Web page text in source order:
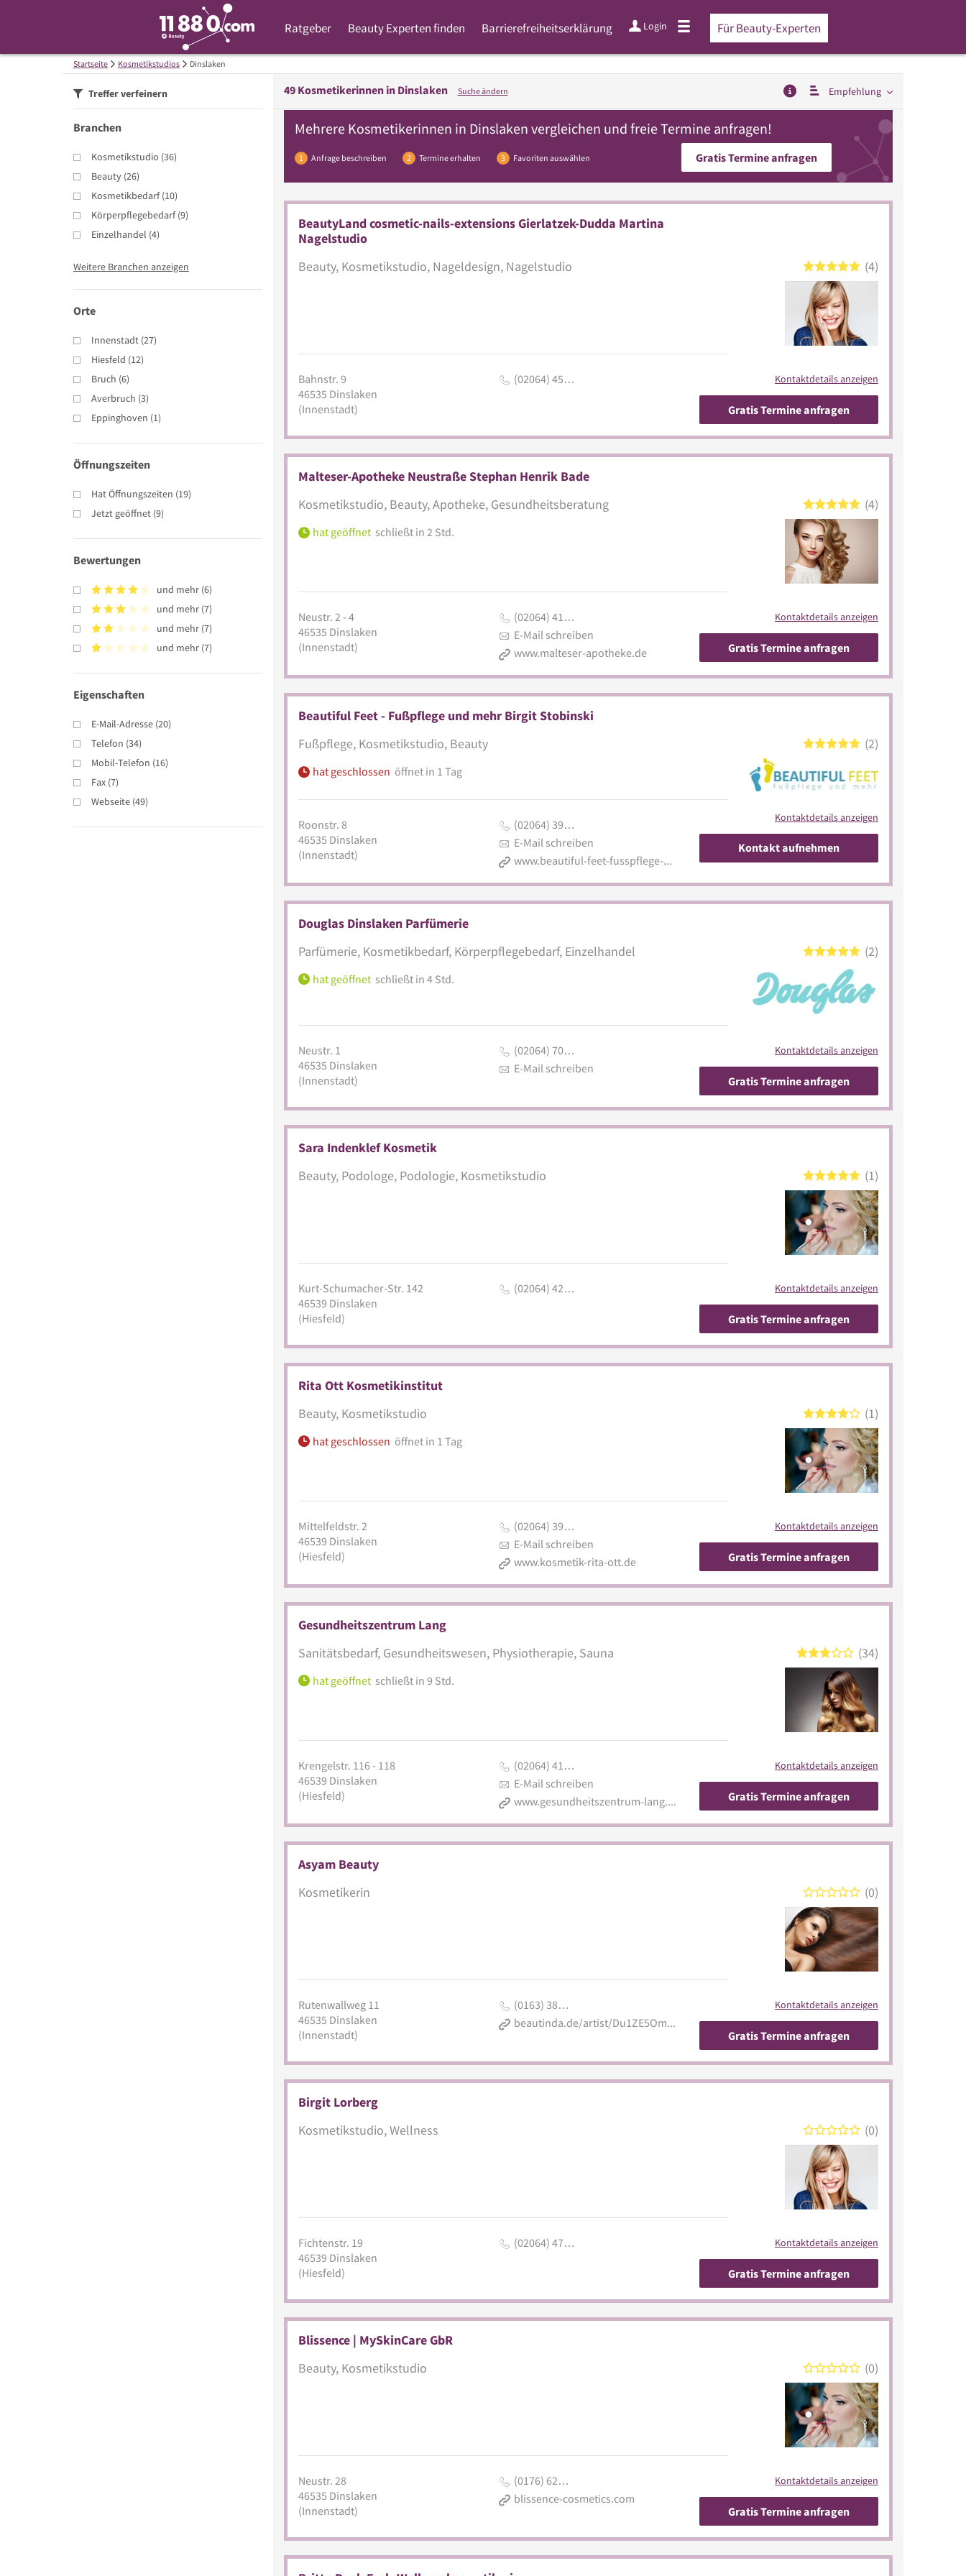
Ratgeber Beauty Experten finden Barrierefreiheitserklärung Login Für Beauty-Experten
Startseite Kosmetikstudios Dinslaken
Treffer verfeinern
Branchen
Kosmetikstudio (36)
Beauty (26)
Kosmetikbedarf(10)
Körperpflegebedarf(9)
Einzelhandel (4)
Weitere Branchen anzeigen
Orte
Innenstadt (27)
Hiesfeld (12)
Bruch (6)
Averbruch (3)
Eppinghoven (1)
Öffnungszeiten
Hat Öffnungszeiten (19)
Jetzt geöffnet (9)
Bewertungen
und mehr (6)
und mehr (7)
und mehr (7)
und mehr (7)
Eigenschaften
E-Mail-Adresse (20)
Telefon (34)
Mobil-Telefon (16)
Fax (7)
Webseite (49)
49 Kosmetikerinnen in Dinslaken Suche ändern Empfehlung
1 Anfrage beschreiben 2 Termine erhalten 3 Favoriten auswählen
Mehrere Kosmetikerinnen in Dinslaken vergleichen und freie Termine anfragen!
Gratis Termine anfragen
BeautyLand cosmetic-nails-extensions Gierlatzek-Dudda Martina
Nagelstudio
Beauty, Kosmetikstudio, Nageldesign, Nagelstudio
4
Bahnstr. 9
46535 Dinslaken
(Innenstadt)
(02064) 45… Kontaktdetails anzeigen
Gratis Termine anfragen
Malteser-Apotheke Neustraße Stephan Henrik Bade
Kosmetikstudio, Beauty, Apotheke, Gesundheitsberatung
hat geöffnet schließt in 2 Std.
4
Neustr. 2 - 4
46535 Dinslaken
(Innenstadt)
(02064) 41…
E-Mail schreiben
www.malteser-apotheke.de
Kontaktdetails anzeigen
Gratis Termine anfragen
Beautiful Feet - Fußpflege und mehr Birgit Stobinski
Fußpflege, Kosmetikstudio, Beauty
hat geschlossen öffnet in 1 Tag
2
Roonstr. 8
46535 Dinslaken
(Innenstadt)
(02064) 39…
E-Mail schreiben
www.beautiful-feet-fusspflege-und-mehr-dinslaken.de
Kontaktdetails anzeigen
Kontakt aufnehmen
Douglas Dinslaken Parfümerie
Parfümerie, Kosmetikbedarf, Körperpflegebedarf, Einzelhandel
hat geöffnet schließt in 4 Std.
2
Neustr. 1
46535 Dinslaken
(Innenstadt)
(02064) 70…
E-Mail schreiben
Kontaktdetails anzeigen
Gratis Termine anfragen
Sara Indenklef Kosmetik
Beauty, Podologe, Podologie, Kosmetikstudio
1
Kurt-Schumacher-Str. 142
46539 Dinslaken
(Hiesfeld)
(02064) 42… Kontaktdetails anzeigen
Gratis Termine anfragen
Rita Ott Kosmetikinstitut
Beauty, Kosmetikstudio
hat geschlossen öffnet in 1 Tag
1
Mittelfeldstr. 2
46539 Dinslaken
(Hiesfeld)
(02064) 39…
E-Mail schreiben
www.kosmetik-rita-ott.de
Kontaktdetails anzeigen
Gratis Termine anfragen
Gesundheitszentrum Lang
Sanitätsbedarf, Gesundheitswesen, Physiotherapie, Sauna
hat geöffnet schließt in 9 Std.
34
Krengelstr. 116 - 118
46539 Dinslaken
(Hiesfeld)
(02064) 41…
E-Mail schreiben
www.gesundheitszentrum-lang.de/reha-technik
Kontaktdetails anzeigen
Gratis Termine anfragen
Asyam Beauty
Kosmetikerin
0
Rutenwallweg 11
46535 Dinslaken
(Innenstadt)
(0163) 38…
beautinda.de/artist/Du1ZE5Om54TDJ5zDPJVWZ0f7dTi1
Kontaktdetails anzeigen
Gratis Termine anfragen
Birgit Lorberg
Kosmetikstudio, Wellness
0
Fichtenstr. 19
46539 Dinslaken
(Hiesfeld)
(02064) 47… Kontaktdetails anzeigen
Gratis Termine anfragen
Blissence | MySkinCare GbR
Beauty, Kosmetikstudio
0
Neustr. 28
46535 Dinslaken
(Innenstadt)
(0176) 62…
blissence-cosmetics.com
Kontaktdetails anzeigen
Gratis Termine anfragen